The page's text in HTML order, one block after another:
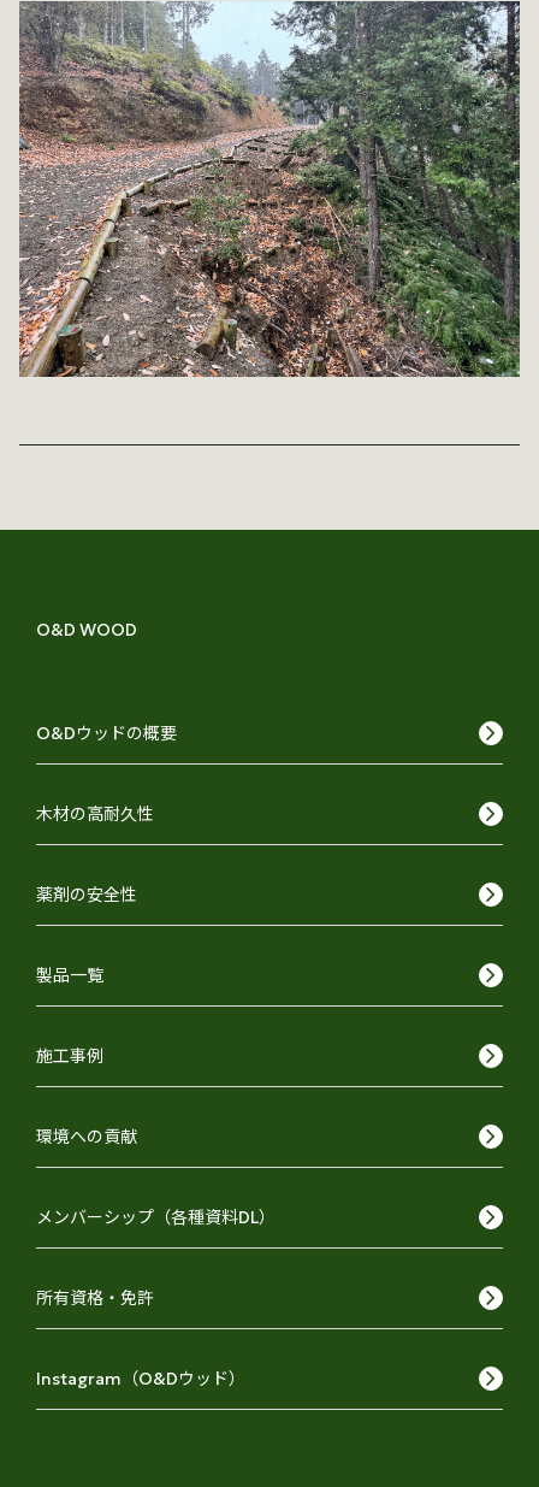
O&D WOOD
O&Dウッドの概要 keyboard_arrow_right
木材の高耐久性 keyboard_arrow_right
薬剤の安全性 keyboard_arrow_right
製品一覧 keyboard_arrow_right
施工事例 keyboard_arrow_right
環境への貢献 keyboard_arrow_right
メンバーシップ（各種資料DL） keyboard_arrow_right
所有資格・免許 keyboard_arrow_right
Instagram（O&Dウッド） keyboard_arrow_right